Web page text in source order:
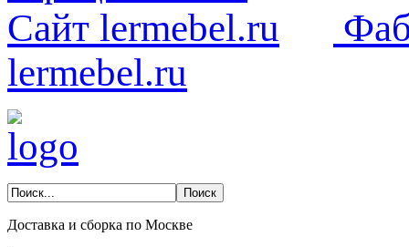
lermebel.ru
Доставка и сборка по Москве